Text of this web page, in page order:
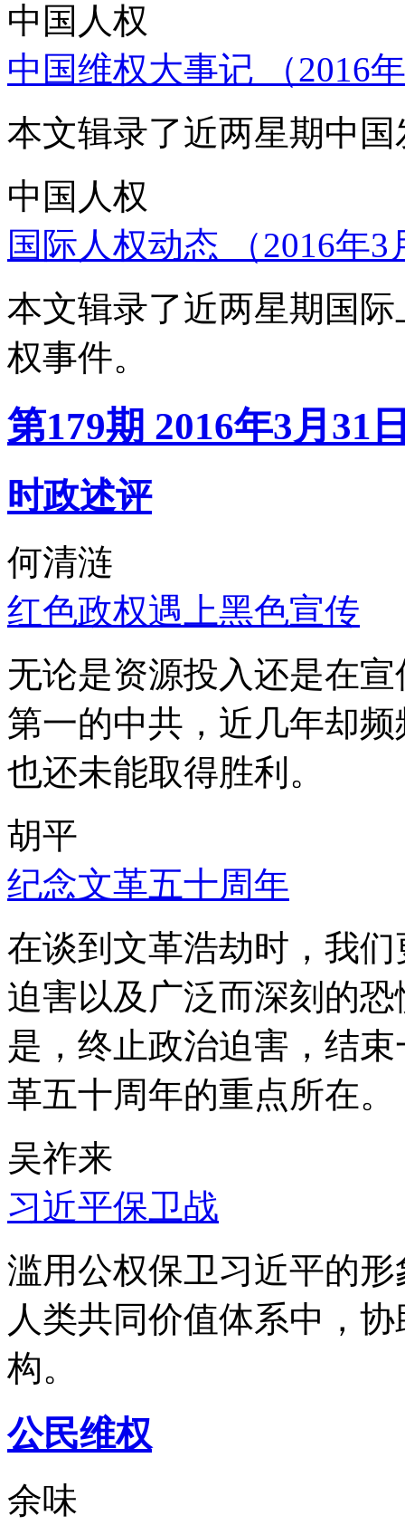
中国人权
中国维权大事记 （2016
本文辑录了近两星期中
中国人权
国际人权动态 （2016年
本文辑录了近两星期国
权事件。
第179期 2016年3月31
时政述评
何清涟
红色政权遇上黑色宣传
无论是资源投入还是在
第一的中共，近几年却
也还未能取得胜利。
胡平
纪念文革五十周年
在谈到文革浩劫时，我
迫害以及广泛而深刻的
是，终止政治迫害，结
革五十周年的重点所在。
吴祚来
习近平保卫战
滥用公权保卫习近平的
人类共同价值体系中，
构。
公民维权
余味